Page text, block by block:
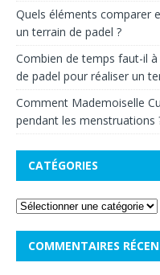
Quels éléments comparer
un terrain de padel ?
Combien de temps faut-il
de padel pour réaliser un
Comment Mademoiselle
pendant les menstruations
CATÉGORIES
COMMENTAIRES